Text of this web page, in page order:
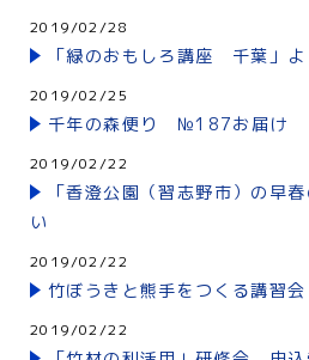
2019/02/28
「緑のおもしろ講座 千葉」
2019/02/25
千年の森便り №187お届け
2019/02/22
「香澄公園（習志野市）の早
い
2019/02/22
竹ぼうきと熊手をつくる講習
2019/02/22